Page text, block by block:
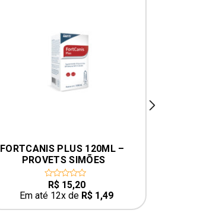
FORTCANIS PLUS 120ML –
PROVETS SIMÕES
0
out
of
5
R$15,20
Em até 12x de R$ 1,49
next